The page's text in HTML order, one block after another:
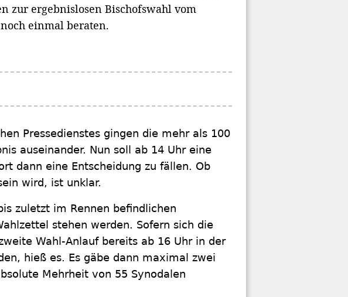
zur ergebnislosen Bischofswahl vom
einmal beraten.
Pressedienstes gingen die mehr als 100
auseinander. Nun soll ab 14 Uhr eine
dann eine Entscheidung zu fällen. Ob
wird, ist unklar.
zuletzt im Rennen befindlichen
stehen werden. Sofern sich die
Wahl-Anlauf bereits ab 16 Uhr in der
hieß es. Es gäbe dann maximal zwei
Mehrheit von 55 Synodalen